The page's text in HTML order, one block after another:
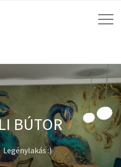
BÚTOR
Legénylakás :)